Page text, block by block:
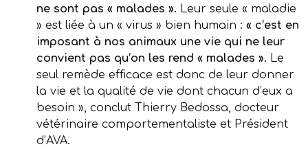
ne sont pas « malades ». Leur seule « maladie
» est liée à un « virus » bien humain : « c’est en
imposant à nos animaux une vie qui ne leur
convient pas qu’on les rend « malades ». Le
seul remède efficace est donc de leur donner
la vie et la qualité de vie dont chacun d’eux a
besoin », conclut Thierry Bedossa, docteur
vétérinaire comportementaliste et Président
d’AVA.